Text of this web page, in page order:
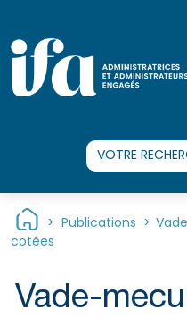
> Publications >
cotées
Vade-